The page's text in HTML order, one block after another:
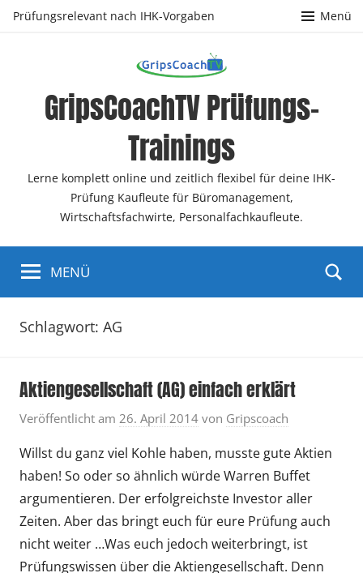
ZumPrüfungsrelevant nach IHK-Vorgaben Menü
GripsCoachTV Prüfungs-
Trainings
Lerne komplett online und zeitlich flexibel für deine IHK-
Prüfung Kaufleute für Büromanagement,
Wirtschaftsfachwirte, Personalfachkaufleute.
MENÜ
Schlagwort: AG
Aktiengesellschaft (AG) einfach erklärt
Veröffentlicht am 26. April 2014 von Gripscoach
Willst du ganz viel Kohle haben, musste gute Aktien
haben! So oder so ähnlich würde Warren Buffet
argumentieren. Der erfolgreichste Investor aller
Zeiten. Aber das bringt euch für eure Prüfung auch
nicht weiter …Was euch jedoch weiterbringt, ist
Prüfungswissen über die Aktiengesellschaft. Denn